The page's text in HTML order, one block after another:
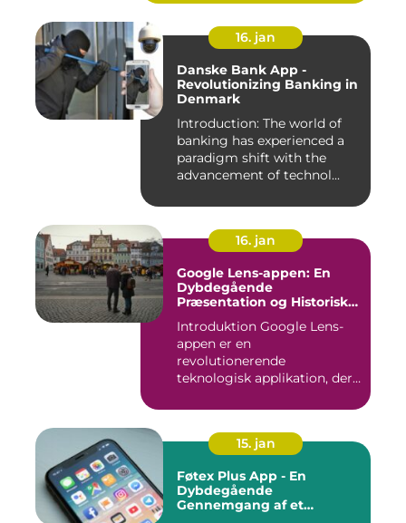
16. jan
Danske Bank App -
Revolutionizing Banking in
Denmark
Introduction: The world of
banking has experienced a
paradigm shift with the
advancement of technol...
16. jan
Google Lens-appen: En
Dybdegående
Præsentation og Historisk
Introduktion Google Lens-
appen er en
revolutionerende
teknologisk applikation, der
15. jan
Føtex Plus App - En
Dybdegående
Gennemgang af et